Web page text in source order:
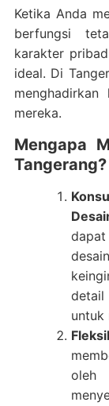
Ketika Anda
berfungsi
karakter
ideal. Di
mereka.
Mengapa
Tangerang?
detail
untuk